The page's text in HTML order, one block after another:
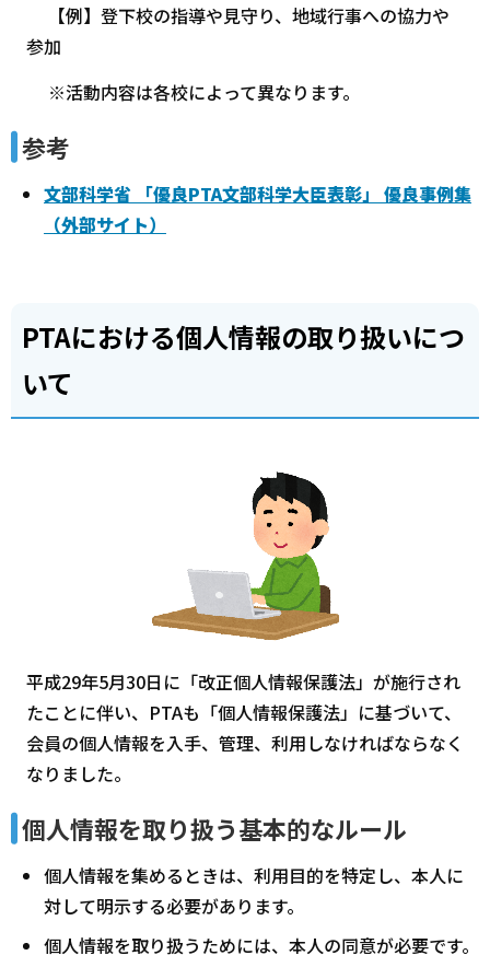
【例】登下校の指導や見守り、地域行事への協力や
参加
※活動内容は各校によって異なります。
参考
文部科学省 「優良PTA文部科学大臣表彰」 優良事例集
（外部サイト）
PTAにおける個人情報の取り扱いにつ
いて
平成29年5月30日に「改正個人情報保護法」が施行され
たことに伴い、PTAも「個人情報保護法」に基づいて、
会員の個人情報を入手、管理、利用しなければならなく
なりました。
個人情報を取り扱う基本的なルール
個人情報を集めるときは、利用目的を特定し、本人に
対して明示する必要があります。
個人情報を取り扱うためには、本人の同意が必要です。